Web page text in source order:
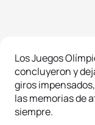
Los Juegos
concluyeron y
giros
las memorias de
siempre.